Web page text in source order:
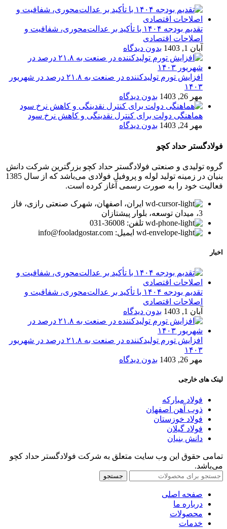
تقدیم بودجه ۱۴۰۴ با تأکید بر عدالت‌محوری، شفافیت و
اصلاحات اقتصادی
آبان 1, 1403
بدون دیدگاه
افزایش تورم تولیدکننده در صنعت به ۲۱.۸ درصد در شهریور
۱۴۰۳
مهر 26, 1403
بدون دیدگاه
هماهنگی دولت برای کنترل نقدینگی و کاهش نرخ سود
مهر 24, 1403
بدون دیدگاه
فولادگستر حداد کچو
گروه تولیدی و صنعتی فولادگستر حداد کچو بزرگترین شرکت دانش
بنیان در زمینه تولید لوله و پروفیل فولادی می‌باشد که از سال 1385
فعالیت خود را به صورت رسمی آغاز کرده است.
ایران، اصفهان، شهرک صنعتی رازی، فاز
3، میدان توسعه، بلوار پیشتازان
تلفن: 36008-031
ایمیل: info@fooladgostar.com
اخبار
تقدیم بودجه ۱۴۰۴ با تأکید بر عدالت‌محوری، شفافیت و
اصلاحات اقتصادی
آبان 1, 1403
بدون دیدگاه
افزایش تورم تولیدکننده در صنعت به ۲۱.۸ درصد در شهریور
۱۴۰۳
مهر 26, 1403
بدون دیدگاه
لینک های خارجی
فولاد مبارکه
ذوب آهن اصفهان
فولاد خوزستان
فولاد گیلان
دانش بنیان
تمامی حقوق این وب سایت متعلق به شرکت فولادگستر حداد کچو
می‌باشد.
جستجو
صفحه اصلی
درباره ما
محصولات
خدمات